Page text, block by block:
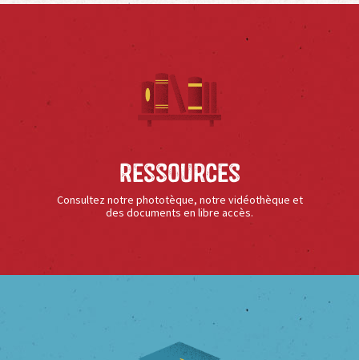
Ressources
Consultez notre phototèque, notre vidéothèque et
des documents en libre accès.